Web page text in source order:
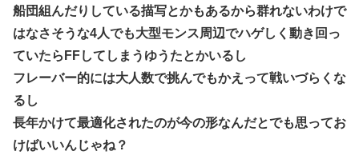
船団組んだりしている描写とかもあるから群れないわけで
はなさそうな4人でも大型モンス周辺でハゲしく動き回っ
ていたらFFしてしまうゆうたとかいるし
フレーバー的には大人数で挑んでもかえって戦いづらくな
るし
長年かけて最適化されたのが今の形なんだとでも思ってお
けばいいんじゃね？